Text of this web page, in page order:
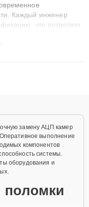
Каждый инженер
что позволяет
Наши мастера
замену АЦП камер
выполнение
компонентов
системы.
оборудования и